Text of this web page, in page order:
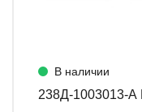
В наличии